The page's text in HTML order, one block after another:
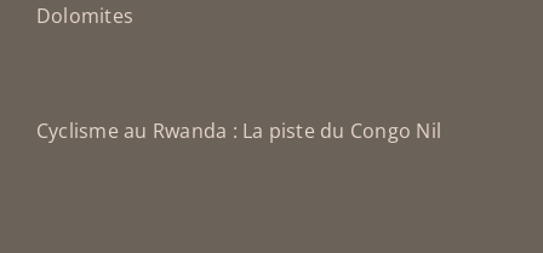
Dolomites
Cyclisme au Rwanda : La piste du Congo Nil